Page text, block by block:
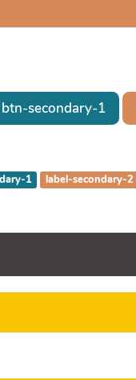
btn-secondary-1
1 label-secondary-2